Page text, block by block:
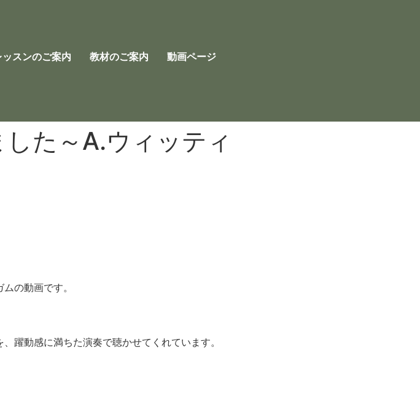
ッスンのご案内 教材のご案内 動画ページ
た～A.ウィッティ
の動画です。
躍動感に満ちた演奏で聴かせてくれています。